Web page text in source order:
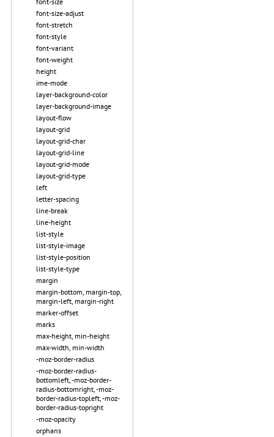
font-size-adjust
font-stretch
font-style
font-variant
font-weight
height
ime-mode
layer-background-color
layer-background-image
layout-flow
layout-grid
layout-grid-char
layout-grid-line
layout-grid-mode
layout-grid-type
left
letter-spacing
line-break
line-height
list-style
list-style-image
list-style-position
list-style-type
margin
margin-bottom, margin-top,
margin-left, margin-right
marker-offset
marks
max-height, min-height
max-width, min-width
-moz-border-radius
-moz-border-radius-
bottomleft, -moz-border-
radius-bottomright, -moz-
border-radius-topleft, -moz-
border-radius-topright
-moz-opacity
orphans